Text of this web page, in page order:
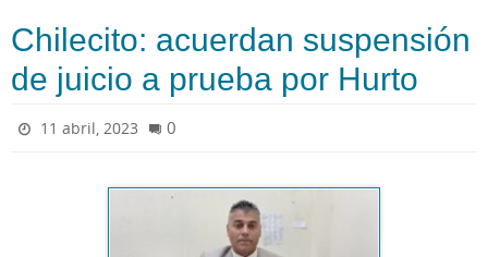
Chilecito: acuerdan suspensión
de juicio a prueba por Hurto
11 abril, 2023 0